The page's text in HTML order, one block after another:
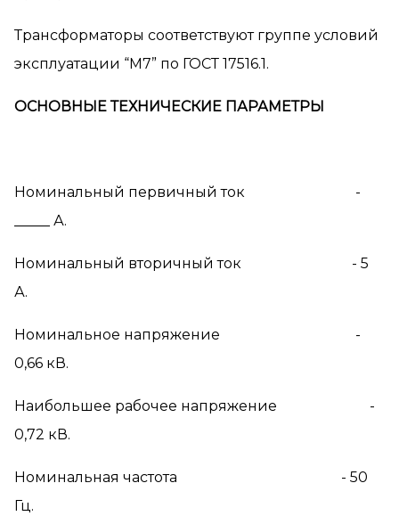
Трансформаторы соответствуют группе условий
эксплуатации “М7” по ГОСТ 17516.1.
ОСНОВНЫЕ ТЕХНИЧЕСКИЕ ПАРАМЕТРЫ
Номинальный первичный ток -
_____ А.
Номинальный вторичный ток - 5
А.
Номинальное напряжение -
0,66 кВ.
Наибольшее рабочее напряжение -
0,72 кВ.
Номинальная частота - 50
Гц.